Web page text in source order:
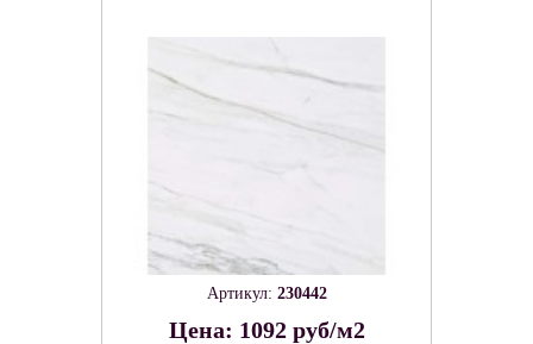
Артикул: 230442
Цена: 1092 руб/м2